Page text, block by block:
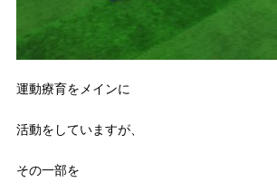
運動療育をメインに
活動をしていますが、
その一部を